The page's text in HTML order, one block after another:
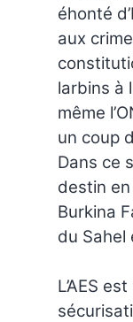
éhonté
aux
larbins à
même
un coup
Dans ce
destin
Burkina
du Sahel
L’AES